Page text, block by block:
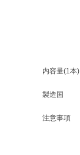
内容量(1本)
製造国
注意事項